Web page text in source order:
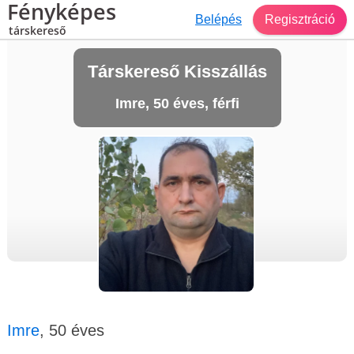
Fényképes
társkereső
Belépés Regisztráció
Társkereső Kisszállás
Imre, 50 éves, férfi
Imre, 50 éves